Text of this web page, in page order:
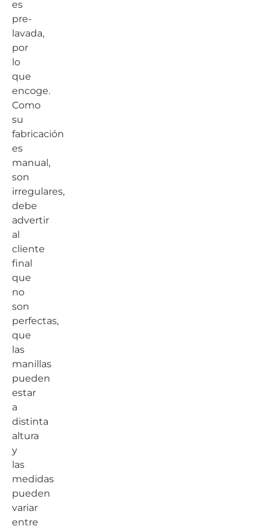
es
pre-
lavada,
por
lo
que
encoge.
Como
su
fabricación
es
manual,
son
irregulares,
debe
advertir
al
cliente
final
que
no
son
perfectas,
que
las
manillas
pueden
estar
a
distinta
altura
y
las
medidas
pueden
variar
entre